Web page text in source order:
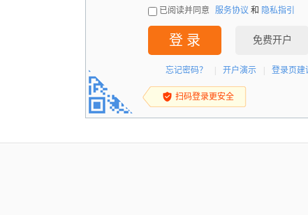
已阅读并同意 服务协议 和 隐私指引
登 录 免费开户
忘记密码？ 开户演示 登录页建
扫码登录更安全